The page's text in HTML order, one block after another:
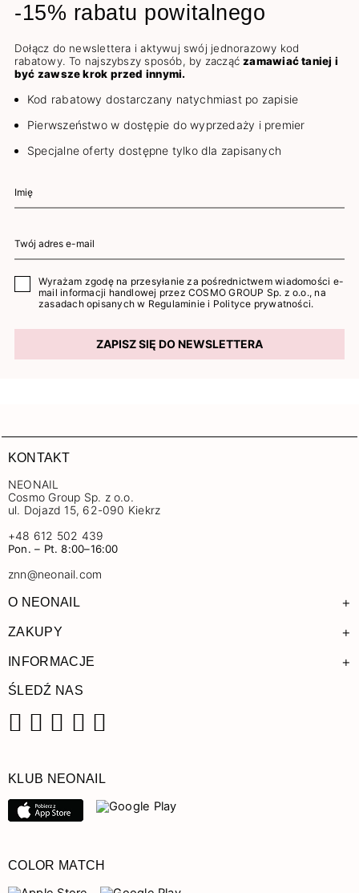
-15% rabatu powitalnego
Dołącz do newslettera i aktywuj swój jednorazowy kod
rabatowy. To najszybszy sposób, by zacząćzamawiać taniej i
być zawsze krok przed innymi.
Kod rabatowy dostarczany natychmiast po zapisie
Pierwszeństwo w dostępie do wyprzedaży i premier
Specjalne oferty dostępne tylko dla zapisanych
Wyrażam zgodę na przesyłanie za pośrednictwem wiadomości e-
mail informacji handlowej przez COSMO GROUP Sp. z o.o., na
zasadach opisanych w Regulaminie i Polityce prywatności.
ZAPISZ SIĘ DO NEWSLETTERA
KONTAKT
NEONAIL
Cosmo Group Sp. z o.o.
ul. Dojazd 15, 62-090 Kiekrz
+48 612 502 439
Pon. – Pt. 8:00–16:00
znn@neonail.com
O NEONAIL +
ZAKUPY +
INFORMACJE +
ŚLEDŹ NAS
KLUB NEONAIL
COLOR MATCH